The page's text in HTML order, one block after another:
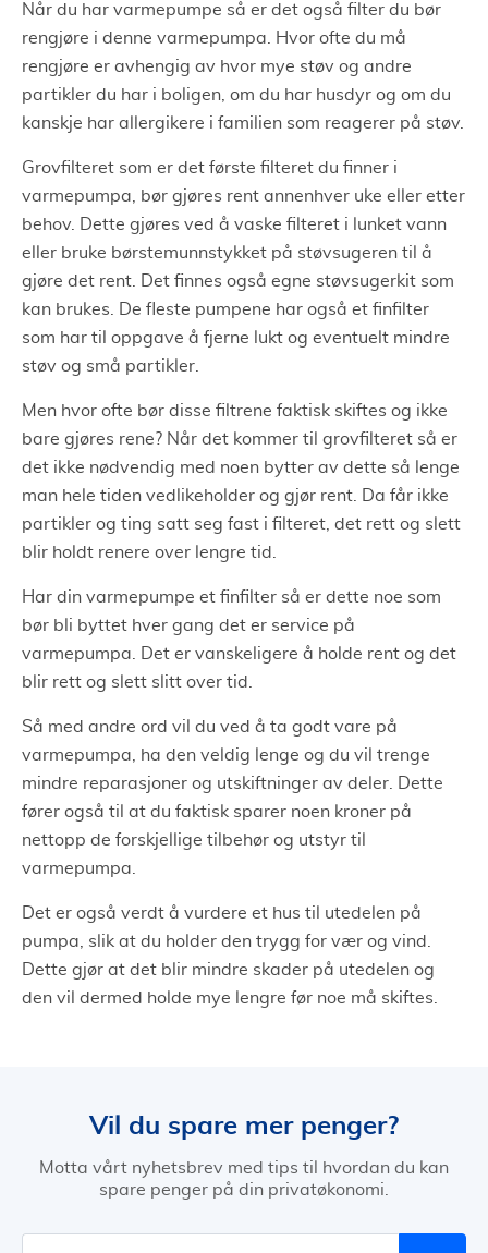
Når du har varmepumpe så er det også filter du bør
rengjøre i denne varmepumpa. Hvor ofte du må
rengjøre er avhengig av hvor mye støv og andre
partikler du har i boligen, om du har husdyr og om du
kanskje har allergikere i familien som reagerer på støv.
Grovfilteret som er det første filteret du finner i
varmepumpa, bør gjøres rent annenhver uke eller etter
behov. Dette gjøres ved å vaske filteret i lunket vann
eller bruke børstemunnstykket på støvsugeren til å
gjøre det rent. Det finnes også egne støvsugerkit som
kan brukes. De fleste pumpene har også et finfilter
som har til oppgave å fjerne lukt og eventuelt mindre
støv og små partikler.
Men hvor ofte bør disse filtrene faktisk skiftes og ikke
bare gjøres rene? Når det kommer til grovfilteret så er
det ikke nødvendig med noen bytter av dette så lenge
man hele tiden vedlikeholder og gjør rent. Da får ikke
partikler og ting satt seg fast i filteret, det rett og slett
blir holdt renere over lengre tid.
Har din varmepumpe et finfilter så er dette noe som
bør bli byttet hver gang det er service på
varmepumpa. Det er vanskeligere å holde rent og det
blir rett og slett slitt over tid.
Så med andre ord vil du ved å ta godt vare på
varmepumpa, ha den veldig lenge og du vil trenge
mindre reparasjoner og utskiftninger av deler. Dette
fører også til at du faktisk sparer noen kroner på
nettopp de forskjellige tilbehør og utstyr til
varmepumpa.
Det er også verdt å vurdere et hus til utedelen på
pumpa, slik at du holder den trygg for vær og vind.
Dette gjør at det blir mindre skader på utedelen og
den vil dermed holde mye lengre før noe må skiftes.
Vil du spare mer penger?
Motta vårt nyhetsbrev med tips til hvordan du kan
spare penger på din privatøkonomi.